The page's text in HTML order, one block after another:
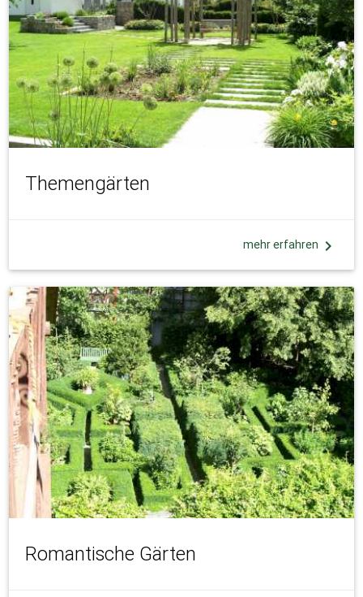
Themengärten
mehr erfahren chevron_right
Romantische Gärten